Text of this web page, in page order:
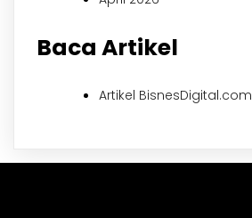
Baca Artikel
Artikel BisnesDigital.com